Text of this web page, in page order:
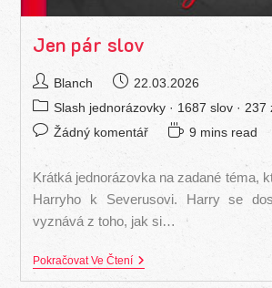
Jen pár slov
Autor
příspěvku
Blanch
Příspěvek
publikován
22.03.2026
Rubriky
příspěvku
Slash jednorázovky· 1687 slov · 237
Komentáře
k
příspěvku
Žádný komentář
Čas9 mins read
Krátká jednorázovka na zadané téma,
Harryho k Severusovi. Harry se
vyznává z toho, jak si…
Pokračovat Ve ČteníJen